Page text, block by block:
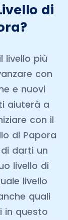
di
livello più
con
e nuovi
aiuterà a
con il
di Papora
darti un
livello di
livello
quali
in questo